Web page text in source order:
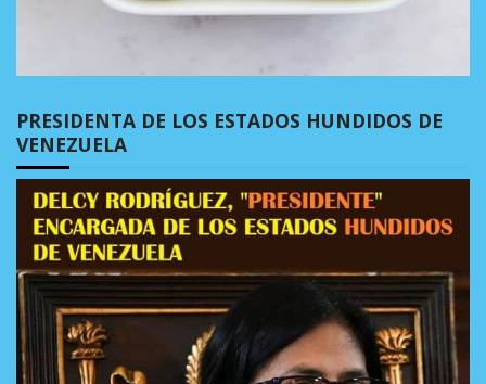
PRESIDENTA DE LOS ESTADOS HUNDIDOS DE
VENEZUELA